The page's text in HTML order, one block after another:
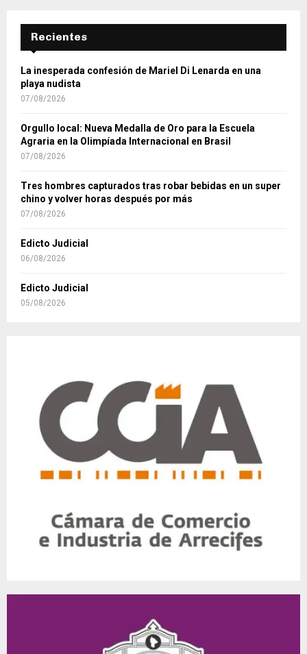
Recientes
La inesperada confesión de Mariel Di Lenarda en una
playa nudista
07/08/2026
Orgullo local: Nueva Medalla de Oro para la Escuela
Agraria en la Olimpíada Internacional en Brasil
07/08/2026
Tres hombres capturados tras robar bebidas en un super
chino y volver horas después por más
07/08/2026
Edicto Judicial
06/08/2026
Edicto Judicial
05/08/2026